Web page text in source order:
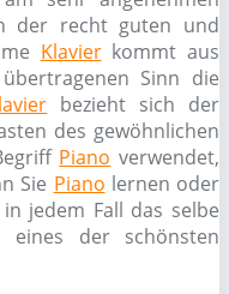
der recht guten und
Klavierkommt aus
Sinn die
bezieht sich der
des gewöhnlichen
Piano verwendet,
Sie Piano lernen oder
jedem Fall das selbe
eines der schönsten